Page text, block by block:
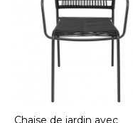
Chaise de jardin avec